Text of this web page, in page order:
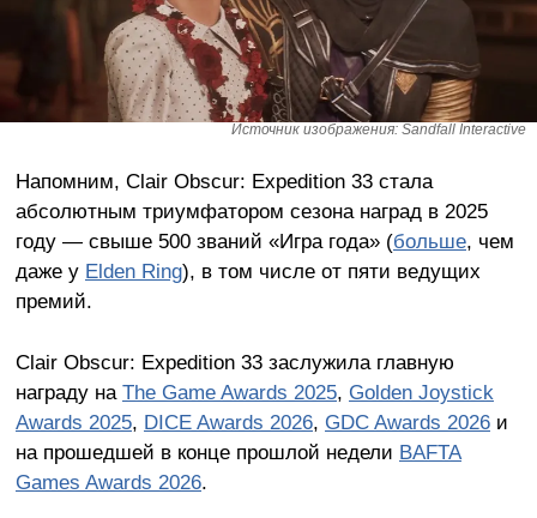
Источник изображения: Sandfall Interactive
Напомним, Clair Obscur: Expedition 33 стала
абсолютным триумфатором сезона наград в 2025
году — свыше 500 званий «Игра года» (больше, чем
даже у Elden Ring), в том числе от пяти ведущих
премий.
Clair Obscur: Expedition 33 заслужила главную
награду на The Game Awards 2025, Golden Joystick
Awards 2025, DICE Awards 2026, GDC Awards 2026и
на прошедшей в конце прошлой недели BAFTA
Games Awards 2026.